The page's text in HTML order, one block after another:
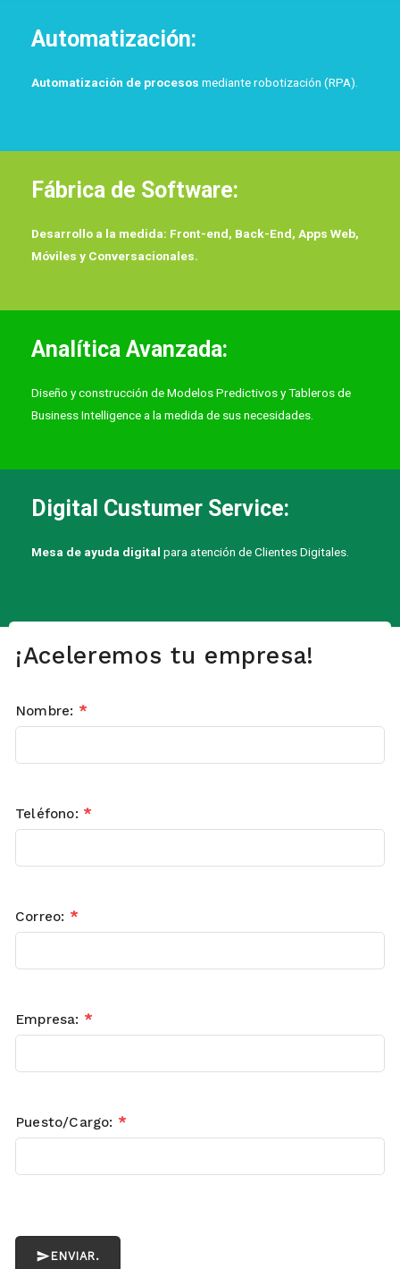
Automatización:
Automatización de procesos mediante robotización (RPA).
Fábrica de Software:
Desarrollo a la medida: Front-end, Back-End, Apps Web,
Móviles y Conversacionales.
Analítica Avanzada:
Diseño y construcción de Modelos Predictivos y Tableros de
Business Intelligence a la medida de sus necesidades.
Digital Custumer Service:
Mesa de ayuda digital para atención de Clientes Digitales.
¡Aceleremos tu empresa!
Nombre: *
Teléfono: *
Correo: *
Empresa: *
Puesto/Cargo: *
ENVIAR.